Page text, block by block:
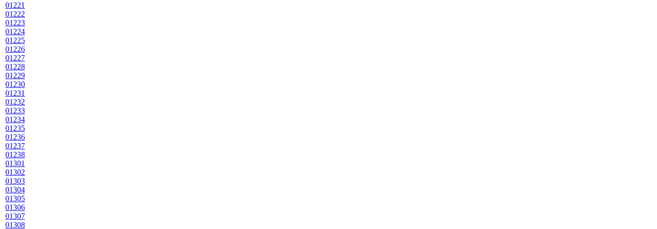
01221
01222
01223
01224
01225
01226
01227
01228
01229
01230
01231
01232
01233
01234
01235
01236
01237
01238
01301
01302
01303
01304
01305
01306
01307
01308